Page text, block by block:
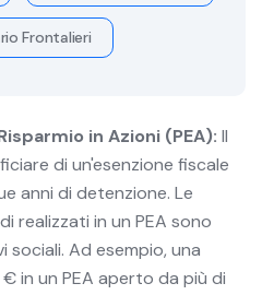
Frontalieri
in Azioni (PEA): Il
di un'esenzione fiscale
anni di detenzione. Le
realizzati in un PEA sono
Ad esempio, una
in un PEA aperto da più di